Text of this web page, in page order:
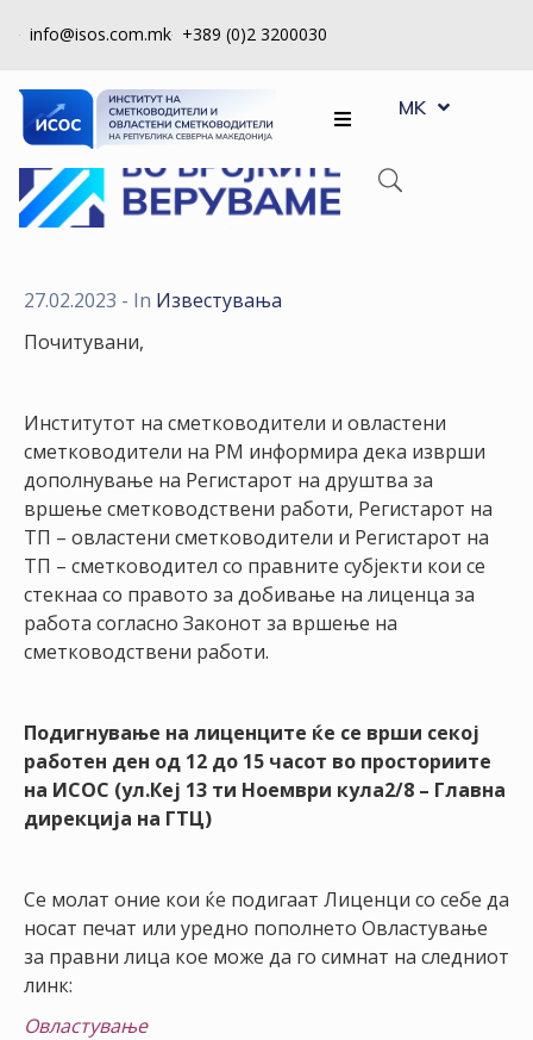
info@isos.com.mk +389 (0)2 3200030
ЗА
НАС
РЕГИСТРИ
КОНТРОЛА
КВАЛИТЕТ
ДА
СТАНАМ
ЧЛЕН
НАСТАНИ
КОНТАКТ
НАЈАВА
АЖУРИРАЈ
ПОДАТОЦИ
MK
SQ
27.02.2023 - In Известувања
Почитувани,
Институтот на сметководители и овластени
сметководители на РМ информира дека изврши
дополнување на Регистарот на друштва за
вршење сметководствени работи, Регистарот на
ТП – овластени сметководители и Регистарот на
ТП – сметководител со правните субјекти кои се
стекнаа со правото за добивање на лиценца за
работа согласно Законот за вршење на
сметководствени работи.
Подигнување на лиценците ќе се врши секој
работен ден од 12 до 15 часот во просториите
на ИСОС (ул.Кеј 13 ти Ноември кула2/8 – Главна
дирекција на ГТЦ)
Се молат оние кои ќе подигаат Лиценци со себе да
носат печат или уредно пополнето Овластување
за правни лица кое може да го симнат на следниот
линк:
Овластување